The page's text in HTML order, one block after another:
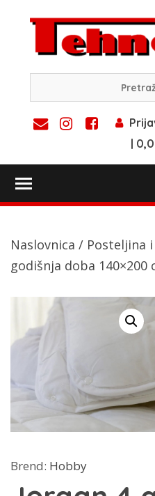
content
|
Naslovnica / Posteljina
godišnja doba 140×200
Brend: Hobby